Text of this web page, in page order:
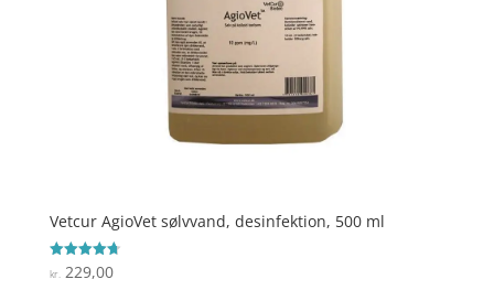
Vetcur AgioVet sølvvand, desinfektion, 500 ml
Vurderet
4.7
kr.229,00